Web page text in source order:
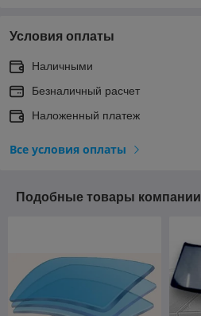
Условия оплаты
Наличными
Безналичный расчет
Наложенный платеж
Все условия оплаты
Подобные товары компании